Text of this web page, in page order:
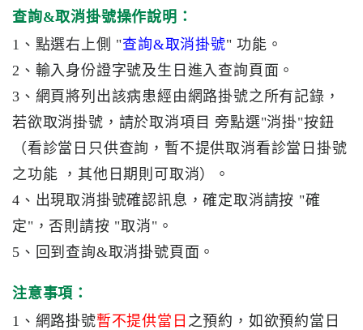
務
術
專
區
訊
息
專
區
員
專
區
查詢&取消掛號操作說明：
1、點選右上側 "查詢&取消掛號" 功能。
2、輸入身份證字號及生日進入查詢頁面。
3、網頁將列出該病患經由網路掛號之所有記錄，
若欲取消掛號，請於取消項目 旁點選"消掛"按鈕
（看診當日只供查詢，暫不提供取消看診當日掛號
之功能 ，其他日期則可取消）。
4、出現取消掛號確認訊息，確定取消請按 "確
定"，否則請按 "取消"。
5、回到查詢&取消掛號頁面。
注意事項：
1、網路掛號暫不提供當日 之預約，如欲預約當日